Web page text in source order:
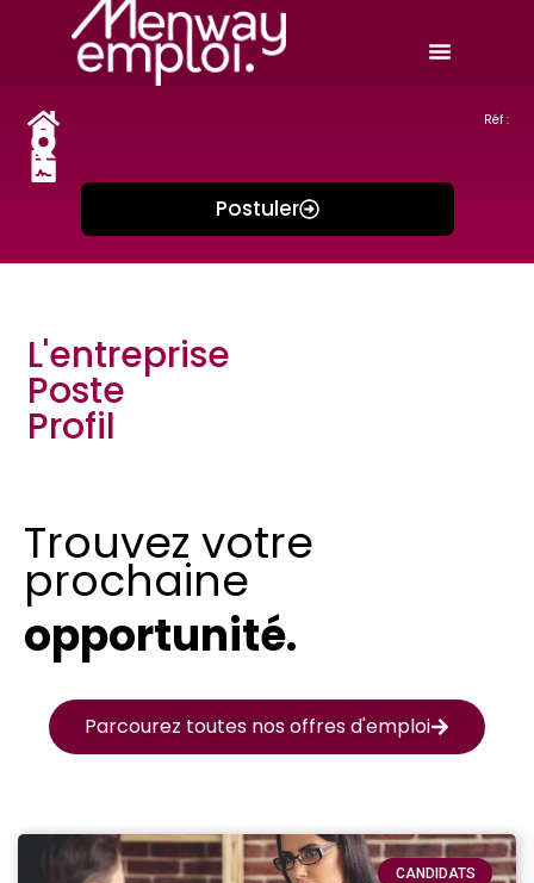
Réf :
Postuler
L'entreprise
Poste
Profil
CANDIDATS
Trouvez votre
prochaine
opportunité.
Parcourez toutes nos offres d'emploi